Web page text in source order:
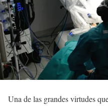
Una de las grandes virtudes